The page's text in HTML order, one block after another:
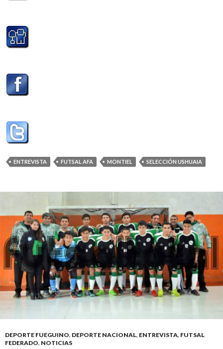
ENTREVISTA FUTSAL AFA MONTIEL SELECCIÓN USHUAIA
DEPORTE FUEGUINO, DEPORTE NACIONAL, ENTREVISTA, FUTSAL
FEDERADO, NOTICIAS